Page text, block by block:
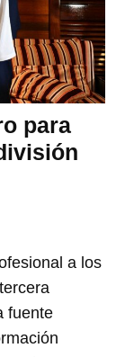
para
a los
fuente